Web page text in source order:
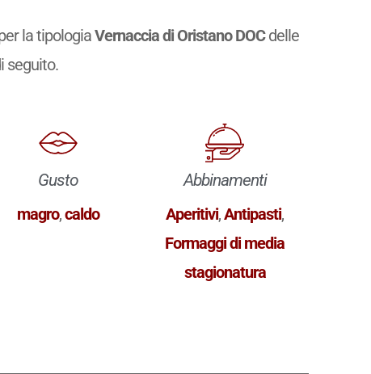
la tipologiaVernaccia di Oristano DOCdelle
seguito.
Gusto
magro,caldo
Abbinamenti
Aperitivi,Antipasti,
Formaggi di media
stagionatura